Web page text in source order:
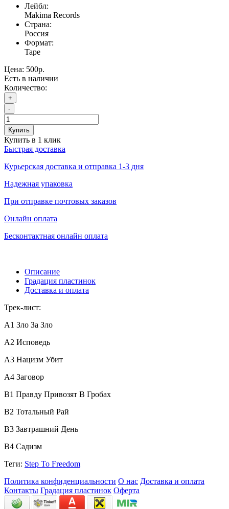
Лейбл:
Makima Records
Страна:
Россия
Формат:
Tape
Цена: 500р.
Есть в наличии
Количество:
+
-
Купить
Купить в 1 клик
Быстрая доставка
Курьерская доставка и отправка 1-3 дня
Надежная упаковка
При отправке почтовых заказов
Онлайн оплата
Бесконтактная онлайн оплата
Описание
Градация пластинок
Доставка и оплата
Трек-лист:
A1 Зло За Зло
A2 Исповедь
A3 Нацизм Убит
A4 Заговор
B1 Правду Привозят В Гробах
B2 Тотальный Рай
B3 Завтрашний День
B4 Садизм
Теги: Step To Freedom
Политика конфиденциальности О нас Доставка и оплата
Контакты Градация пластинок Оферта